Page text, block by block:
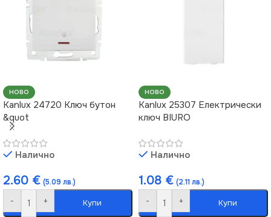
НОВО
Kanlux 24720 Ключ бутон
&quot
Налично
2.60 € (5.09 лв.)
- + Купи
НОВО
Kanlux 25307 Електрически
ключ BIURO
Налично
1.08 € (2.11 лв.)
- + Купи